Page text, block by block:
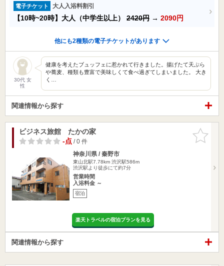
電子チケット 大人入浴料割引
【10時~20時】大人（中学生以上） 2420円 → 2090円
他にも2種類の電子チケットがあります
30代 女
性
健康を考えたブュッフェに惹かれて行きました。揚げたて天ぷら
や蕎麦、種類も豊富で美味しくて食べ過ぎてしまいました。 大き
く…
関連情報から探す
お気に入
りに追加
ビジネス旅館 たかの家
-点/ 0 件
神奈川県 / 秦野市
東山北駅7.78km 渋沢駅586m
渋沢駅より徒歩にて約7分
営業時間
入浴料金 ～
宿泊
楽天トラベルの宿泊プランを見る
関連情報から探す